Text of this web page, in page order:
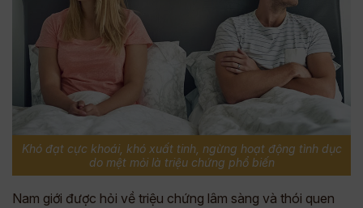
Khó đạt cực khoái, khó xuất tinh, ngừng hoạt động tình dục
do mệt mỏi là triệu chứng phổ biến
Nam giới được hỏi về triệu chứng lâm sàng và thói quen